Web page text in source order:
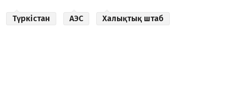
Түркістан АЭС Халықтық штаб